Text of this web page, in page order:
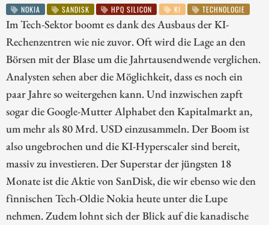
NOKIA SANDISK HPQ SILICON KI TECHNOLOGIE
Im Tech-Sektor boomt es dank des Ausbaus der KI-
Rechenzentren wie nie zuvor. Oft wird die Lage an den
Börsen mit der Blase um die Jahrtausendwende verglichen.
Analysten sehen aber die Möglichkeit, dass es noch ein
paar Jahre so weitergehen kann. Und inzwischen zapft
sogar die Google-Mutter Alphabet den Kapitalmarkt an,
um mehr als 80 Mrd. USD einzusammeln. Der Boom ist
also ungebrochen und die KI-Hyperscaler sind bereit,
massiv zu investieren. Der Superstar der jüngsten 18
Monate ist die Aktie von SanDisk, die wir ebenso wie den
finnischen Tech-Oldie Nokia heute unter die Lupe
nehmen. Zudem lohnt sich der Blick auf die kanadische